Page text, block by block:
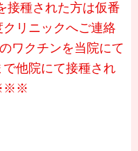
接種された方は仮番
リニックへご連絡
ワクチンを当院にて
他院にて接種され
※※※